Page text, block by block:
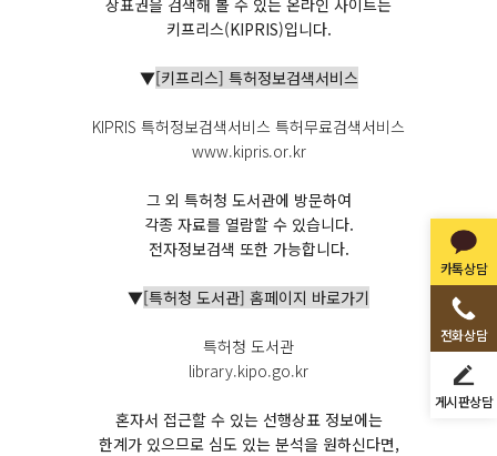
카톡상담
전화상담
게시판상담
상표권을 검색해 볼 수 있는 온라인 사이트는
키프리스(KIPRIS)입니다.
▼[키프리스] 특허정보검색서비스
KIPRIS 특허정보검색서비스 특허무료검색서비스
www.kipris.or.kr
그 외 특허청 도서관에 방문하여
각종 자료를 열람할 수 있습니다.
전자정보검색 또한 가능합니다.
▼[특허청 도서관] 홈페이지 바로가기
특허청 도서관
library.kipo.go.kr
혼자서 접근할 수 있는 선행상표 정보에는
한계가 있으므로 심도 있는 분석을 원하신다면,